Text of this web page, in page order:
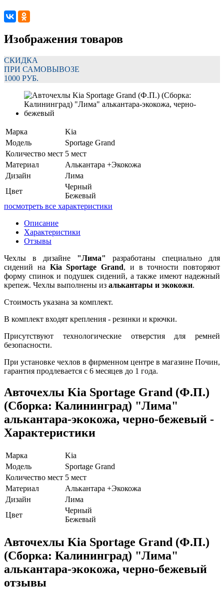
Изображения товаров
СКИДКА
ПРИ САМОВЫВОЗЕ
1000 РУБ.
Марка
Kia
Модель
Sportage Grand
Количество мест 5 мест
Материал
Алькантара +Экокожа
Дизайн
Лима
Цвет
Черный
Бежевый
посмотреть все характеристики
Описание
Характеристики
Отзывы
Чехлы в дизайне "Лима"
разработаны специально для
сидений на Kia Sportage Grand, и в точности повторяют
форму спинок и подушек сидений, а также имеют надежный
крепеж. Чехлы выполнены из алькантары и экокожи.
Стоимость указана за комплект.
В комплект входят крепления - резинки и крючки.
Присутствуют технологические отверстия для ремней
безопасности.
При установке чехлов в фирменном центре в магазине Почин,
гарантия продлевается с 6 месяцев до 1 года.
Авточехлы Kia Sportage Grand (Ф.П.)
(Сборка: Калининград) "Лима"
алькантара-экокожа, черно-бежевый -
Характеристики
Марка
Kia
Модель
Sportage Grand
Количество мест 5 мест
Материал
Алькантара +Экокожа
Дизайн
Лима
Цвет
Черный
Бежевый
Авточехлы Kia Sportage Grand (Ф.П.)
(Сборка: Калининград) "Лима"
алькантара-экокожа, черно-бежевый
отзывы